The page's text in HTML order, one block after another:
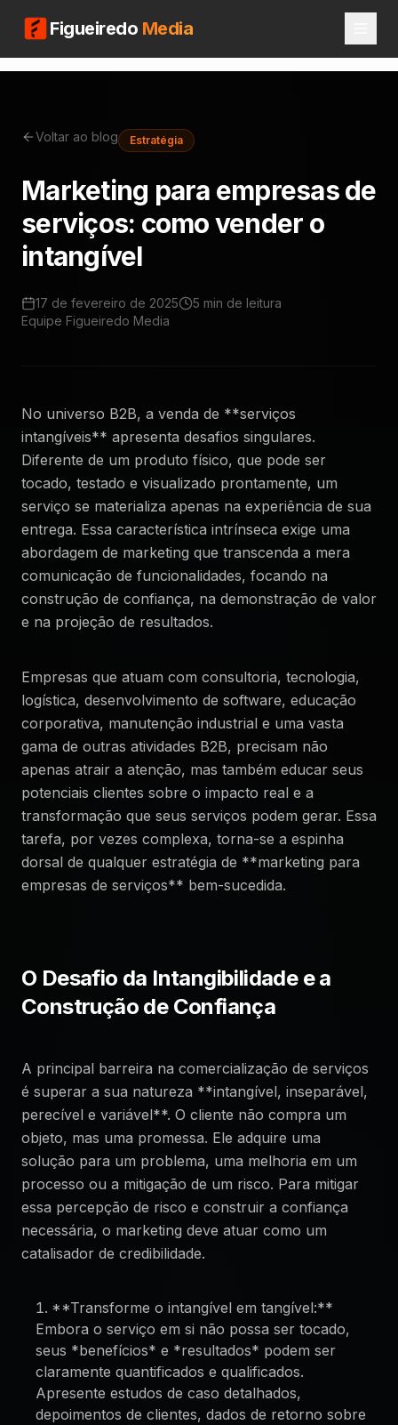
Figueiredo Media
Voltar ao blog Estratégia
Marketing para empresas de
serviços: como vender o
intangível
17 de fevereiro de 2025 5 min de leitura
Equipe Figueiredo Media
No universo B2B, a venda de **serviços
intangíveis** apresenta desafios singulares.
Diferente de um produto físico, que pode ser
tocado, testado e visualizado prontamente, um
serviço se materializa apenas na experiência de sua
entrega. Essa característica intrínseca exige uma
abordagem de marketing que transcenda a mera
comunicação de funcionalidades, focando na
construção de confiança, na demonstração de valor
e na projeção de resultados.
Empresas que atuam com consultoria, tecnologia,
logística, desenvolvimento de software, educação
corporativa, manutenção industrial e uma vasta
gama de outras atividades B2B, precisam não
apenas atrair a atenção, mas também educar seus
potenciais clientes sobre o impacto real e a
transformação que seus serviços podem gerar. Essa
tarefa, por vezes complexa, torna-se a espinha
dorsal de qualquer estratégia de **marketing para
empresas de serviços** bem-sucedida.
O Desafio da Intangibilidade e a
Construção de Confiança
A principal barreira na comercialização de serviços
é superar a sua natureza **intangível, inseparável,
perecível e variável**. O cliente não compra um
objeto, mas uma promessa. Ele adquire uma
solução para um problema, uma melhoria em um
processo ou a mitigação de um risco. Para mitigar
essa percepção de risco e construir a confiança
necessária, o marketing deve atuar como um
catalisador de credibilidade.
**Transforme o intangível em tangível:**
Embora o serviço em si não possa ser tocado,
seus *benefícios* e *resultados* podem ser
claramente quantificados e qualificados.
Apresente estudos de caso detalhados,
depoimentos de clientes, dados de retorno sobre